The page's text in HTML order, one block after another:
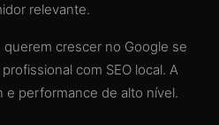
relevante.
crescer no Google se
com SEO local. A
e performance de alto nível.